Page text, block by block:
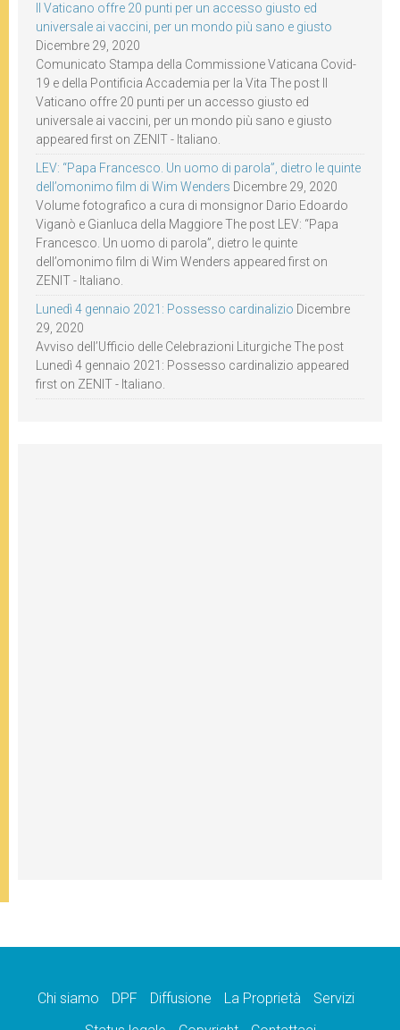
Il Vaticano offre 20 punti per un accesso giusto ed
universale ai vaccini, per un mondo più sano e giusto
Dicembre 29, 2020
Comunicato Stampa della Commissione Vaticana Covid-
19 e della Pontificia Accademia per la Vita The post Il
Vaticano offre 20 punti per un accesso giusto ed
universale ai vaccini, per un mondo più sano e giusto
appeared first on ZENIT - Italiano.
LEV: “Papa Francesco. Un uomo di parola”, dietro le quinte
dell’omonimo film di Wim Wenders Dicembre 29, 2020
Volume fotografico a cura di monsignor Dario Edoardo
Viganò e Gianluca della Maggiore The post LEV: “Papa
Francesco. Un uomo di parola”, dietro le quinte
dell’omonimo film di Wim Wenders appeared first on
ZENIT - Italiano.
Lunedì 4 gennaio 2021: Possesso cardinalizio Dicembre
29, 2020
Avviso dell’Ufficio delle Celebrazioni Liturgiche The post
Lunedì 4 gennaio 2021: Possesso cardinalizio appeared
first on ZENIT - Italiano.
Chi siamo DPF Diffusione La Proprietà
Servizi